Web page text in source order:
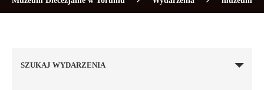
SZUKAJ WYDARZENIA